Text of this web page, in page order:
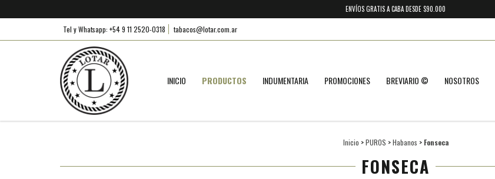
ENVÍOS GRATIS A CABA DESDE $90.000
Tel y Whatsapp: +54 9 11 2520-0318 tabacos@lotar.com.ar
INICIO PRODUCTOS INDUMENTARIA PROMOCIONES BREVIARIO © NOSOTROS
Inicio > PUROS > Habanos > Fonseca
FONSECA